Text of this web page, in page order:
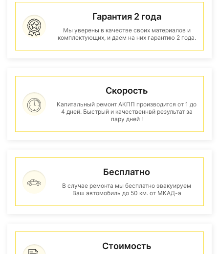
Гарантия 2 года
Мы уверены в качестве своих материалов и
комплектующих, и даем на них гарантию 2 года.
Скорость
Капитальный ремонт АКПП производится от 1 до
4 дней. Быстрый и качественнвй результат за
пару дней !
Бесплатно
В случае ремонта мы бесплатно эвакуируем
Ваш автомобиль до 50 км. от МКАД-а
Стоимость